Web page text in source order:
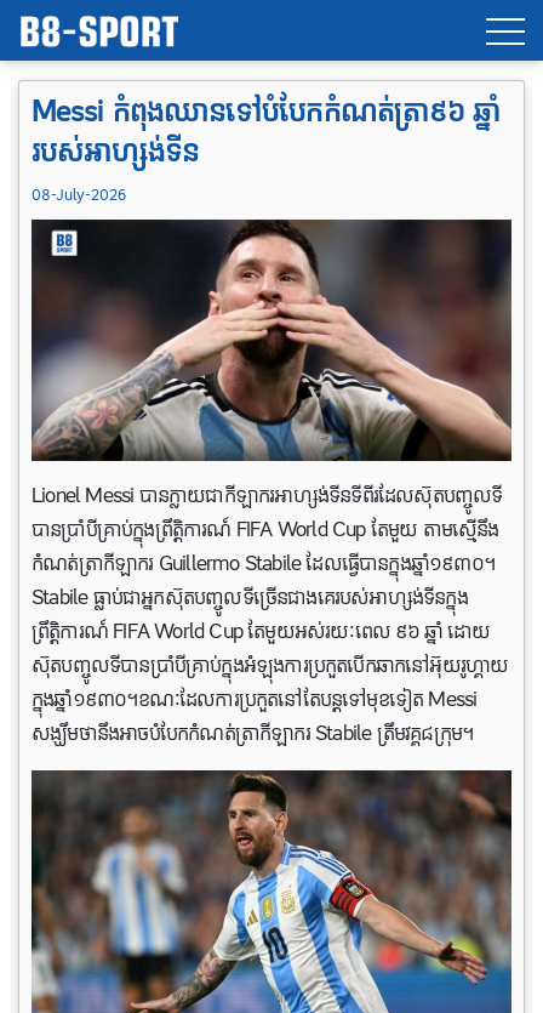
Messi កំពុងឈានទៅបំបែកកំណត់ត្រា៩៦ ឆ្នាំ
របស់អាហ្សង់ទីន
08-July-2026
Lionel Messi បានក្លាយជាកីឡាករអាហ្សង់ទីនទីពីរដែលស៊ុតបញ្ចូលទី
បានប្រាំបីគ្រាប់ក្នុងព្រឹត្តិការណ៍ FIFA World Cup តែមួយ តាមស្មើនឹង
កំណត់ត្រាកីឡាករ Guillermo Stabile ដែលធ្វើបានក្នុងឆ្នាំ១៩៣០។
Stabile ធ្លាប់ជាអ្នកស៊ុតបញ្ចូលទីច្រើនជាងគេរបស់អាហ្សង់ទីនក្នុង
ព្រឹត្តិការណ៍ FIFA World Cup តែមួយអស់រយៈពេល ៩៦ ឆ្នាំ ដោយ
ស៊ុតបញ្ចូលទីបានប្រាំបីគ្រាប់ក្នុងអំឡុងការប្រកួតបើកឆាកនៅអ៊ុយរូហ្គាយ
ក្នុងឆ្នាំ១៩៣០។ខណៈដែលការប្រកួតនៅតែបន្តទៅមុខទៀត Messi
សង្ឃឹមថានឹងអាចបំបែកកំណត់ត្រាកីឡាករ Stabile ត្រឹមវគ្គ៨ក្រុម។